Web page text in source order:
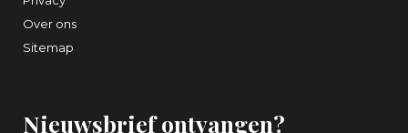
Over ons
Sitemap
Nieuwsbrief ontvangen?